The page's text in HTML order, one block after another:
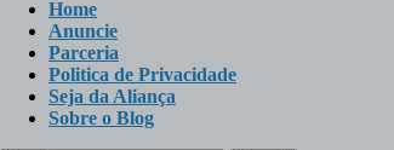
Home
Anuncie
Parceria
Politica de Privacidade
Seja da Aliança
Sobre o Blog